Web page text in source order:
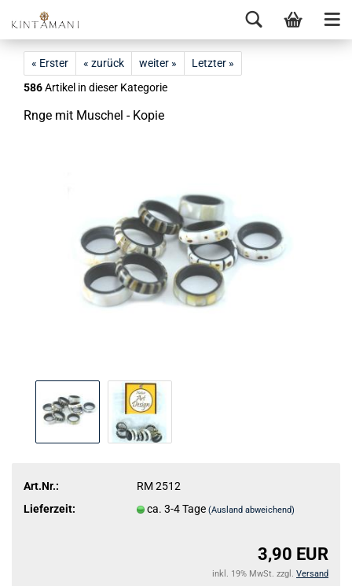
« Erster « zurück weiter »
Letzter »
586Artikel in dieser Kategorie
Rnge mit Mu­schel - Kopie
Art.Nr.:
RM 2512
Lieferzeit:
ca. 3-4 Tage(Ausland abweichend)
3,90 EUR
inkl. 19% MwSt. zzgl. Versand